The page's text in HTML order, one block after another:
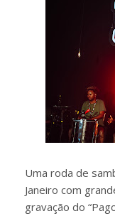
Uma roda de
Janeiro com
gravação do